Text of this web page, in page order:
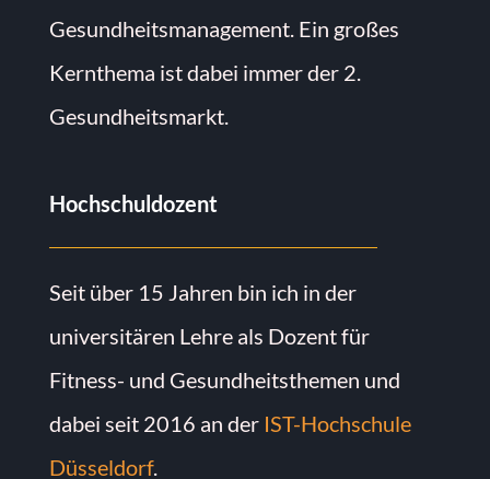
Gesundheitsmanagement. Ein großes
Kernthema ist dabei immer der 2.
Gesundheitsmarkt.
Hochschuldozent
Seit über 15 Jahren bin ich in der
universitären Lehre als Dozent für
Fitness- und Gesundheitsthemen und
dabei seit 2016 an der IST-Hochschule
Düsseldorf.